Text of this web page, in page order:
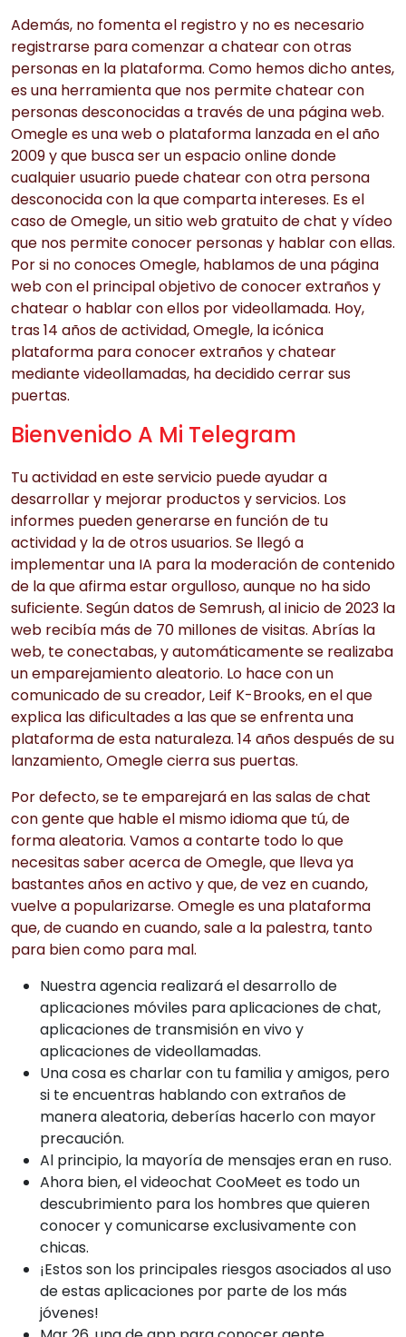
Además, no fomenta el registro y no es necesario
registrarse para comenzar a chatear con otras
personas en la plataforma. Como hemos dicho antes,
es una herramienta que nos permite chatear con
personas desconocidas a través de una página web.
Omegle es una web o plataforma lanzada en el año
2009 y que busca ser un espacio online donde
cualquier usuario puede chatear con otra persona
desconocida con la que comparta intereses. Es el
caso de Omegle, un sitio web gratuito de chat y vídeo
que nos permite conocer personas y hablar con ellas.
Por si no conoces Omegle, hablamos de una página
web con el principal objetivo de conocer extraños y
chatear o hablar con ellos por videollamada. Hoy,
tras 14 años de actividad, Omegle, la icónica
plataforma para conocer extraños y chatear
mediante videollamadas, ha decidido cerrar sus
puertas.
Bienvenido A Mi Telegram
Tu actividad en este servicio puede ayudar a
desarrollar y mejorar productos y servicios. Los
informes pueden generarse en función de tu
actividad y la de otros usuarios. Se llegó a
implementar una IA para la moderación de contenido
de la que afirma estar orgulloso, aunque no ha sido
suficiente. Según datos de Semrush, al inicio de 2023 la
web recibía más de 70 millones de visitas. Abrías la
web, te conectabas, y automáticamente se realizaba
un emparejamiento aleatorio. Lo hace con un
comunicado de su creador, Leif K-Brooks, en el que
explica las dificultades a las que se enfrenta una
plataforma de esta naturaleza. 14 años después de su
lanzamiento, Omegle cierra sus puertas.
Por defecto, se te emparejará en las salas de chat
con gente que hable el mismo idioma que tú, de
forma aleatoria. Vamos a contarte todo lo que
necesitas saber acerca de Omegle, que lleva ya
bastantes años en activo y que, de vez en cuando,
vuelve a popularizarse. Omegle es una plataforma
que, de cuando en cuando, sale a la palestra, tanto
para bien como para mal.
Nuestra agencia realizará el desarrollo de
aplicaciones móviles para aplicaciones de chat,
aplicaciones de transmisión en vivo y
aplicaciones de videollamadas.
Una cosa es charlar con tu familia y amigos, pero
si te encuentras hablando con extraños de
manera aleatoria, deberías hacerlo con mayor
precaución.
Al principio, la mayoría de mensajes eran en ruso.
Ahora bien, el videochat CooMeet es todo un
descubrimiento para los hombres que quieren
conocer y comunicarse exclusivamente con
chicas.
¡Estos son los principales riesgos asociados al uso
de estas aplicaciones por parte de los más
jóvenes!